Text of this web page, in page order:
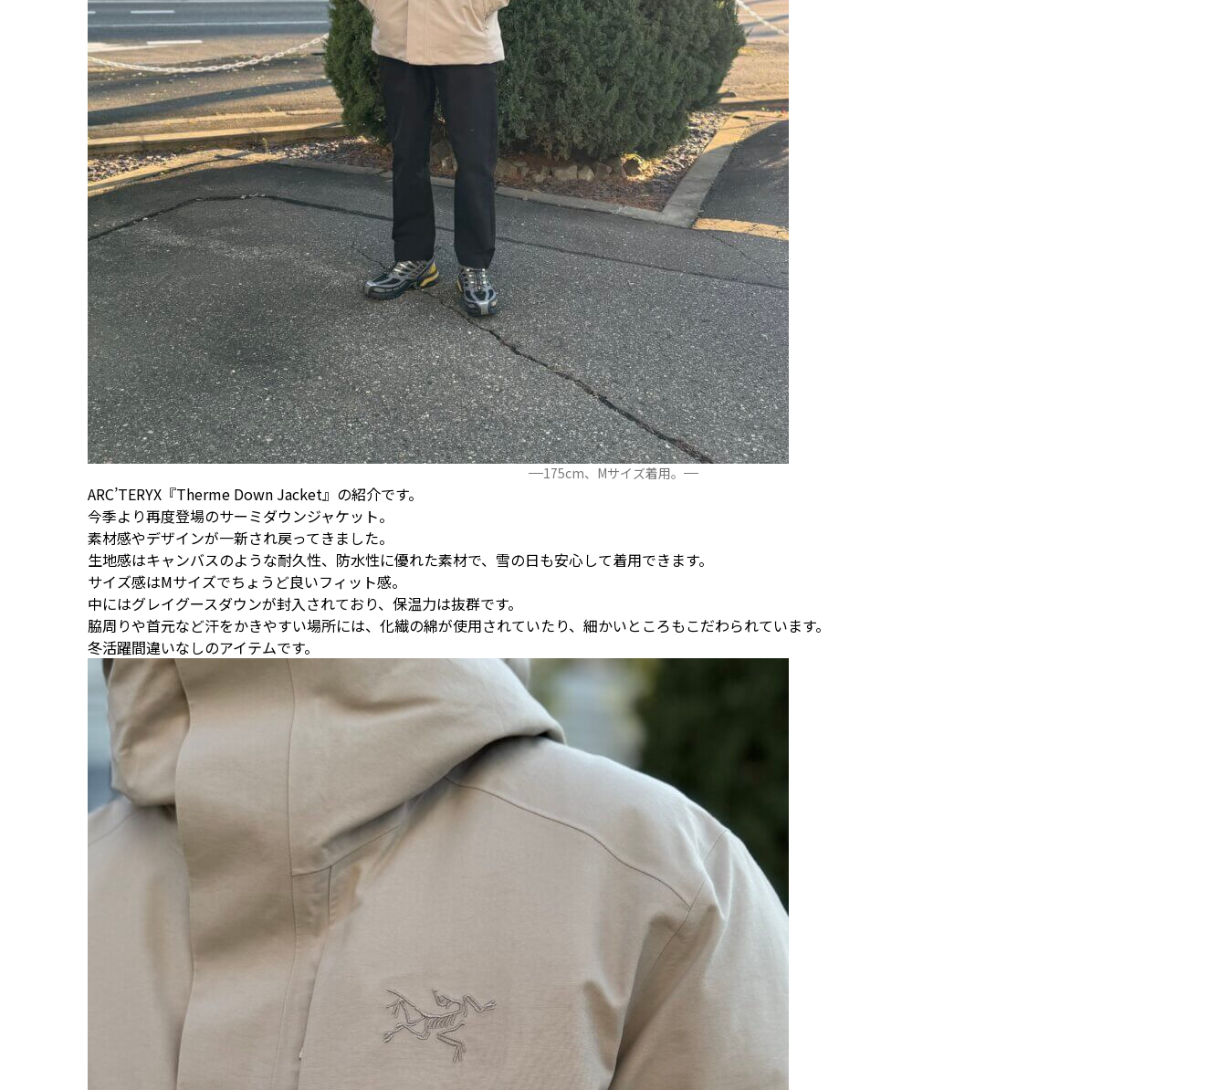
175cm、Mサイズ着用。
ARC’TERYX『Therme Down Jacket』の紹介です。
今季より再度登場のサーミダウンジャケット。
素材感やデザインが一新され戻ってきました。
生地感はキャンバスのような耐久性、防水性に優れた素材で、雪の日も安心して着用できます。
サイズ感はMサイズでちょうど良いフィット感。
中にはグレイグースダウンが封入されており、保温力は抜群です。
脇周りや首元など汗をかきやすい場所には、化繊の綿が使用されていたり、細かいところもこだわられています。
冬活躍間違いなしのアイテムです。